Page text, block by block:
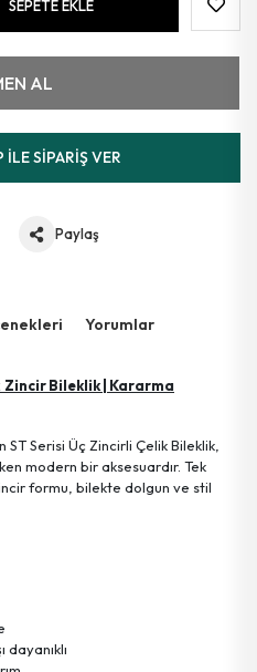
SEPETE EKLE
AL
SİPARİŞ VER
Paylaş
Yorumlar
Zincir Bileklik | Kararma
ST Serisi Üç Zincirli Çelik Bileklik,
modern bir aksesuardır. Tek
formu, bilekte dolgun ve stil